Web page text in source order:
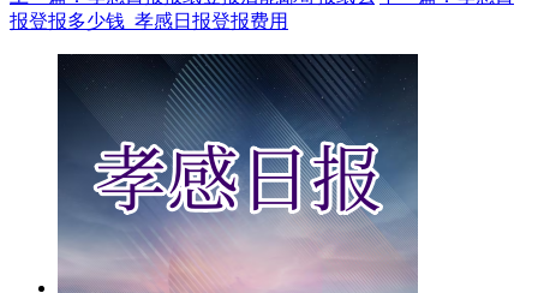
报登报多少钱_孝感日报登报费用